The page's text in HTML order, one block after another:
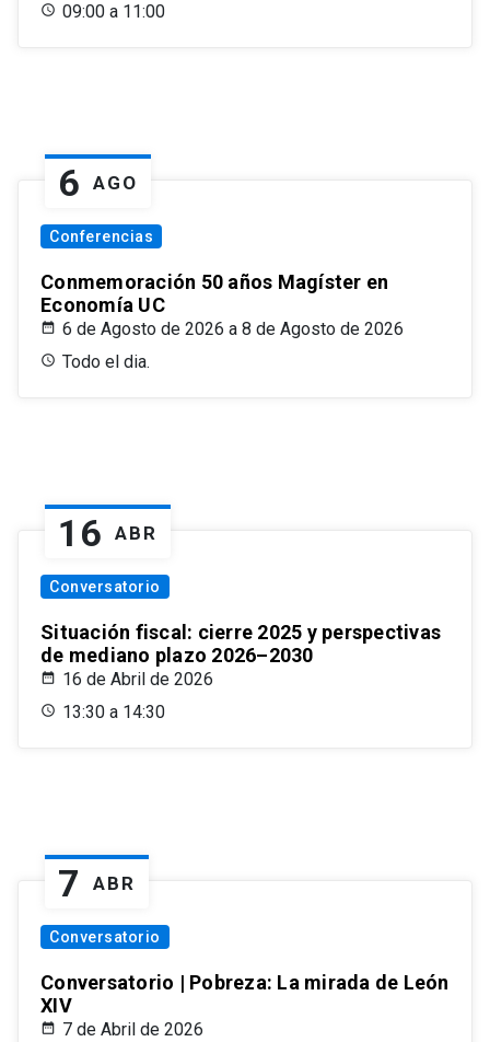
09:00 a 11:00
6 AGO
Conferencias
Conmemoración 50 años Magíster en
Economía UC
6 de Agosto de 2026 a 8 de Agosto de 2026
Todo el dia.
16 ABR
Conversatorio
Situación fiscal: cierre 2025 y perspectivas
de mediano plazo 2026–2030
16 de Abril de 2026
13:30 a 14:30
7 ABR
Conversatorio
Conversatorio | Pobreza: La mirada de León
XIV
7 de Abril de 2026